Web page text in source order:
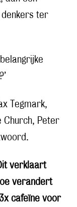
denkers ter
Tegmark,
Church, Peter
verklaart
verandert
cafeïne voor